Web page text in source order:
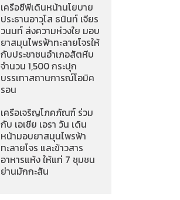
เครือซีพีเดินหน้านโยบาย
ประธานอาวุโส ธนินท์ เจียร
วนนท์ ส่งความห่วงใย มอบ
ยาสมุนไพรฟ้าทะลายโจรให้
กับประชาชนอำเภอสัตหีบ
จำนวน 1,500 กระปุก
บรรเทาสถานการณ์โอมิค
รอน
เครือเจริญโภคภัณฑ์ ร่วม
กับ เอเชีย เอรา วัน เดิน
หน้ามอบยาสมุนไพรฟ้า
ทะลายโจร และข้าวสาร
อาหารแห้ง ให้แก่ 7 ชุมชน
ย่านมักกะสัน